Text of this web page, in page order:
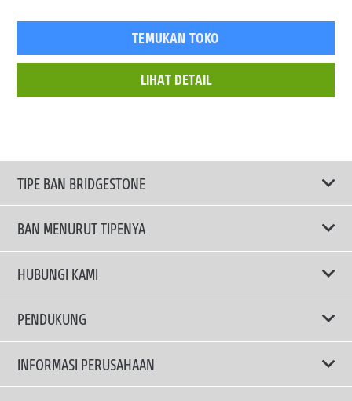
TEMUKAN TOKO
LIHAT DETAIL
TIPE BAN BRIDGESTONE
TRUCKS & BUSES TYRES
BAN MENURUT TIPENYA
Ban ENLITEN
Ban Performa
Ban Touring
HUBUNGI KAMI
Email Kami
PENDUKUNG
Privacy Policy
Terms Of Use
INFORMASI PERUSAHAAN